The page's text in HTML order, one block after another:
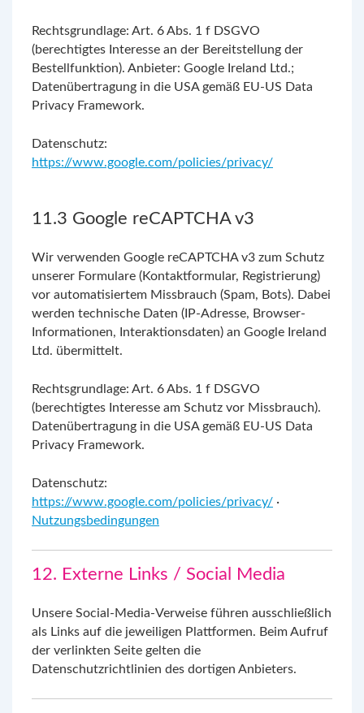
Rechtsgrundlage: Art. 6 Abs. 1 f DSGVO
(berechtigtes Interesse an der Bereitstellung der
Bestellfunktion). Anbieter: Google Ireland Ltd.;
Datenübertragung in die USA gemäß EU-US Data
Privacy Framework.
Datenschutz:
https://www.google.com/policies/privacy/
11.3 Google reCAPTCHA v3
Wir verwenden Google reCAPTCHA v3 zum Schutz
unserer Formulare (Kontaktformular, Registrierung)
vor automatisiertem Missbrauch (Spam, Bots). Dabei
werden technische Daten (IP-Adresse, Browser-
Informationen, Interaktionsdaten) an Google Ireland
Ltd. übermittelt.
Rechtsgrundlage: Art. 6 Abs. 1 f DSGVO
(berechtigtes Interesse am Schutz vor Missbrauch).
Datenübertragung in die USA gemäß EU-US Data
Privacy Framework.
Datenschutz:
https://www.google.com/policies/privacy/ ·
Nutzungsbedingungen
12. Externe Links / Social Media
Unsere Social-Media-Verweise führen ausschließlich
als Links auf die jeweiligen Plattformen. Beim Aufruf
der verlinkten Seite gelten die
Datenschutzrichtlinien des dortigen Anbieters.